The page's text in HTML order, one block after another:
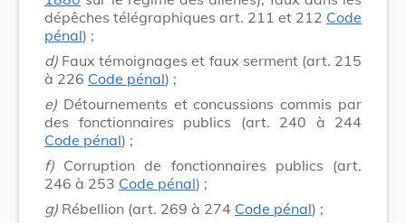
dépêches télégraphiques art. 211 et 212 Code
pénal) ;
d) Faux témoignages et faux serment (art. 215
à 226 Code pénal) ;
e) Détournements et concussions commis par
des fonctionnaires publics (art. 240 à 244
Code pénal) ;
f) Corruption de fonctionnaires publics (art.
246 à 253 Code pénal) ;
g) Rébellion (art. 269 à 274 Code pénal) ;